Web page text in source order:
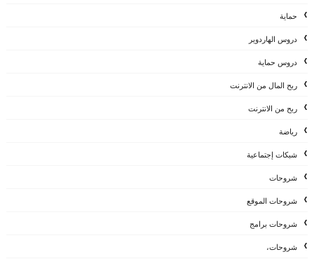
حماية
دروس الهاردوير
دروس حماية
ربح المال من الانترنت
ربح من الانترنت
رياضة
شبكات إجتماعية
شروحات
شروحات الموقع
شروحات برامج
شروحات،